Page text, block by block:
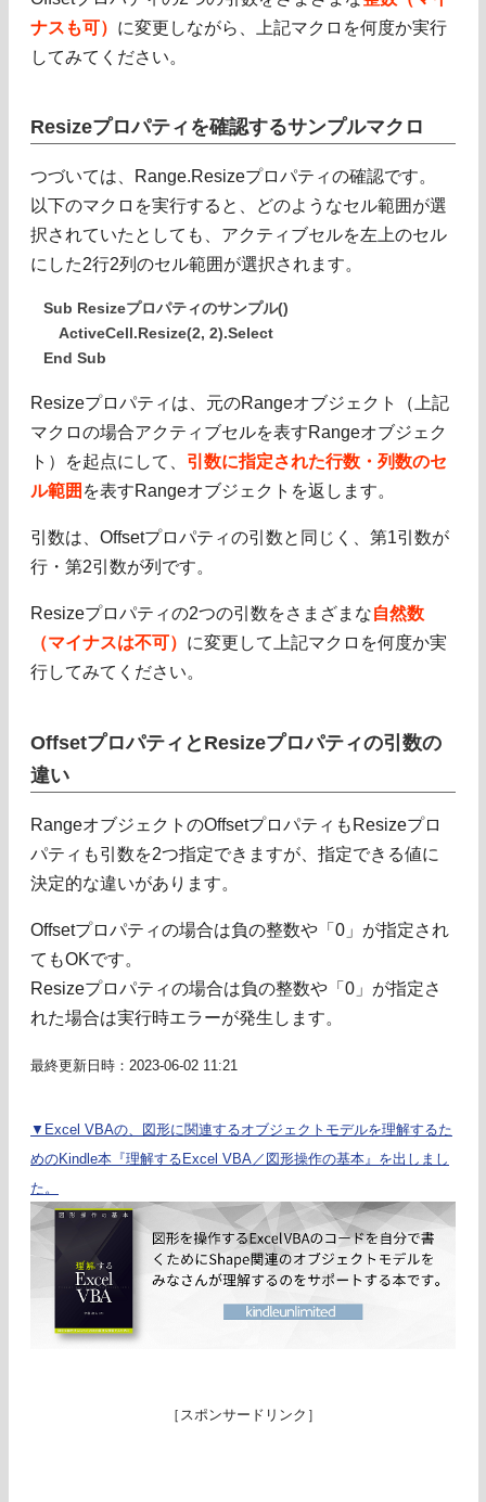
ナスも可） に変更しながら、上記マクロを何度か実行
してみてください。
Resizeプロパティを確認するサンプルマクロ
つづいては、Range.Resizeプロパティの確認です。
以下のマクロを実行すると、どのようなセル範囲が選
択されていたとしても、アクティブセルを左上のセル
にした2行2列のセル範囲が選択されます。
Sub Resizeプロパティのサンプル()
ActiveCell.Resize(2, 2).Select
End Sub
Resizeプロパティは、元のRangeオブジェクト（上記
マクロの場合アクティブセルを表すRangeオブジェク
ト）を起点にして、 引数に指定された行数・列数のセ
ル範囲 を表すRangeオブジェクトを返します。
引数は、Offsetプロパティの引数と同じく、第1引数が
行・第2引数が列です。
Resizeプロパティの2つの引数をさまざまな自然数
（マイナスは不可） に変更して上記マクロを何度か実
行してみてください。
OffsetプロパティとResizeプロパティの引数の
違い
RangeオブジェクトのOffsetプロパティもResizeプロ
パティも引数を2つ指定できますが、指定できる値に
決定的な違いがあります。
Offsetプロパティの場合は負の整数や「0」が指定され
てもOKです。
Resizeプロパティの場合は負の整数や「0」が指定さ
れた場合は実行時エラーが発生します。
最終更新日時：2023-06-02 11:21
▼Excel VBAの、図形に関連するオブジェクトモデルを理解するた
めのKindle本『理解するExcel VBA／図形操作の基本』を出しまし
た。
［スポンサードリンク］